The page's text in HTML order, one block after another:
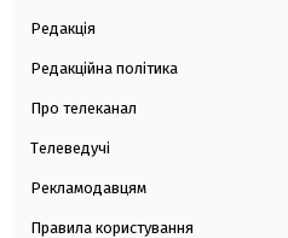
Редакція
Редакційна політика
Про телеканал
Телеведучі
Рекламодавцям
Правила користування